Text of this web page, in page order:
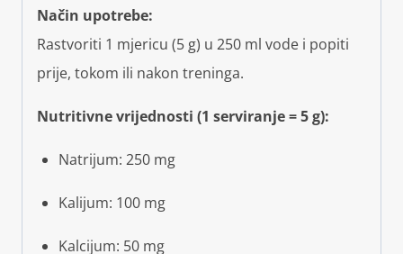
Način upotrebe:
Rastvoriti 1 mjericu (5 g) u 250 ml vode i popiti
prije, tokom ili nakon treninga.
Nutritivne vrijednosti (1 serviranje = 5 g):
Natrijum: 250 mg
Kalijum: 100 mg
Kalcijum: 50 mg